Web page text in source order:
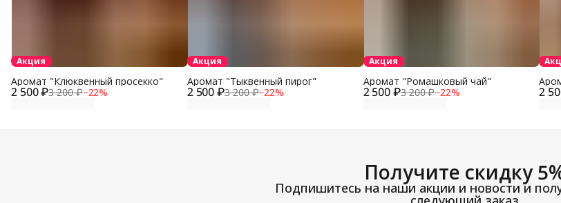
Акция
2 500 ₽3 200 ₽−22%
Аромат "Клюквенный просекко"
Акция
2 500 ₽3 200 ₽−22%
Аромат "Тыквенный пирог"
Акция
2 500 ₽3 200 ₽−22%
Аромат "Ромашковый чай"
2
Получите скидку
Подпишитесь на наши акции и новости и